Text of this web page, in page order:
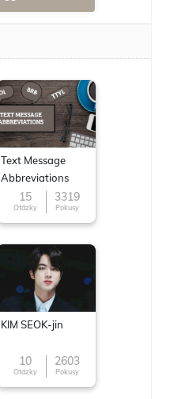
Text Message
Abbreviations
15
Otázky
3319
Pokusy
KIM SEOK-jin
10
Otázky
2603
Pokusy